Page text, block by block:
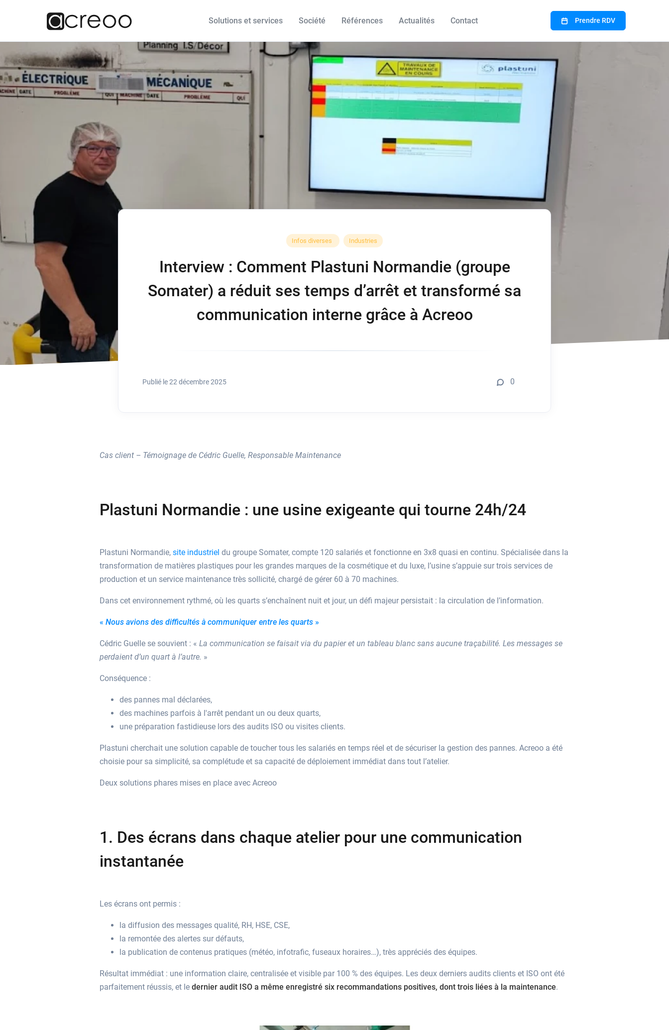
Solutions et services
Nos solutions
Affichage dynamique
extérieur
vitrine
Communication
interne
Ecran mur LED Indoor
/ Outdoor
Ecran tactile et borne
Corporate
Industries
Tourisme/Culture
Nos services
Financement
Formation
Gestion de contenu
Société
A propos
Revendeur
Secteurs d'intervention
Auvergne-Rhône-Alpes
Bourgogne-Franche-Comté
Centre-Val de Loire
Ile-de-France
Normandie
Nouvelle Aquitaine
Occitanie
Pays de la loire
Références Actualités Contact Prendre RDV
Infos diverses Industries
Interview : Comment Plastuni Normandie (groupe
Somater) a réduit ses temps d’arrêt et transformé sa
communication interne grâce à Acreoo
Publié le 22 décembre 2025 0
Cas client – Témoignage de Cédric Guelle, Responsable Maintenance
Plastuni Normandie : une usine exigeante qui tourne 24h/24
Plastuni Normandie, site industriel du groupe Somater, compte 120 salariés et fonctionne en 3x8 quasi en continu. Spécialisée dans la
transformation de matières plastiques pour les grandes marques de la cosmétique et du luxe, l’usine s’appuie sur trois services de
production et un service maintenance très sollicité, chargé de gérer 60 à 70 machines.
Dans cet environnement rythmé, où les quarts s’enchaînent nuit et jour, un défi majeur persistait : la circulation de l’information.
« Nous avions des difficultés à communiquer entre les quarts»
Cédric Guelle se souvient : « La communication se faisait via du papier et un tableau blanc sans aucune traçabilité. Les messages se
perdaient d’un quart à l’autre. »
Conséquence :
des pannes mal déclarées,
des machines parfois à l'arrêt pendant un ou deux quarts,
une préparation fastidieuse lors des audits ISO ou visites clients.
Plastuni cherchait une solution capable de toucher tous les salariés en temps réel et de sécuriser la gestion des pannes. Acreoo a été
choisie pour sa simplicité, sa complétude et sa capacité de déploiement immédiat dans tout l’atelier.
Deux solutions phares mises en place avec Acreoo
1. Des écrans dans chaque atelier pour une communication
instantanée
Les écrans ont permis :
la diffusion des messages qualité, RH, HSE, CSE,
la remontée des alertes sur défauts,
la publication de contenus pratiques (météo, infotrafic, fuseaux horaires…), très appréciés des équipes.
Résultat immédiat : une information claire, centralisée et visible par 100 % des équipes. Les deux derniers audits clients et ISO ont été
parfaitement réussis, et le dernier audit ISO a même enregistré six recommandations positives, dont trois liées à la maintenance.